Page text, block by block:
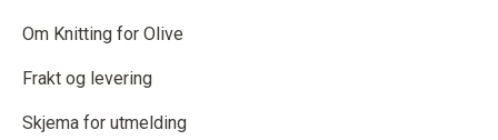
Om Knitting for Olive
Frakt og levering
Skjema for utmelding